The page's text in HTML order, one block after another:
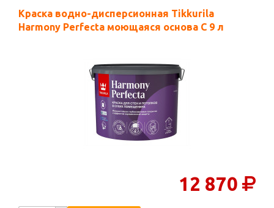
Краска водно-дисперсионная Tikkurila
Harmony Perfecta моющаяся основа C 9 л
12 870